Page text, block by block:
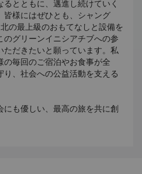
とともに、邁進し続けていく
皆様にはぜひとも、シャング
の最上級のおもてなしと設備を
のグリーンイニシアチブへの参
ただきたいと願っています。私
毎回のご宿泊やお食事が全
、社会への公益活動を支える
も優しい、最高の旅を共に創